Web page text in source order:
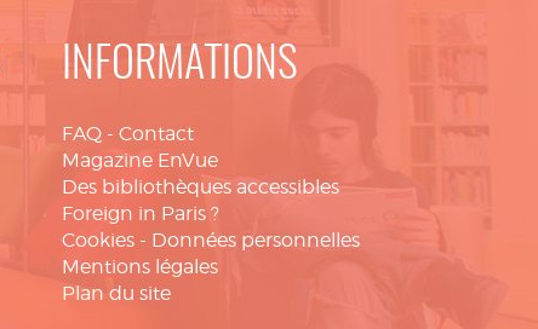
INFORMATIONS
FAQ - Contact
Magazine EnVue
Des bibliothèques accessibles
Foreign in Paris ?
Cookies - Données personnelles
Mentions légales
Plan du site